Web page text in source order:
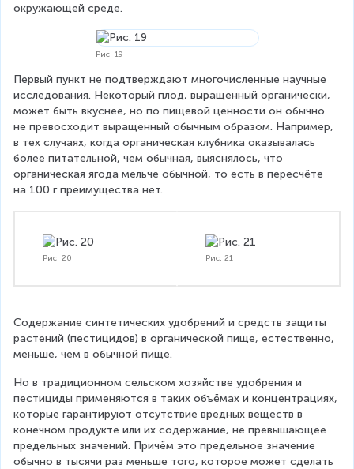
окружающей среде.
Рис. 19
Первый пункт не подтверждают многочисленные научные
исследования. Некоторый плод, выращенный органически,
может быть вкуснее, но по пищевой ценности он обычно
не превосходит выращенный обычным образом. Например,
в тех случаях, когда органическая клубника оказывалась
более питательной, чем обычная, выяснялось, что
органическая ягода мельче обычной, то есть в пересчёте
на 100 г преимущества нет.
Рис. 20 Рис. 21
Содержание синтетических удобрений и средств защиты
растений (пестицидов) в органической пище, естественно,
меньше, чем в обычной пище.
Но в традиционном сельском хозяйстве удобрения и
пестициды применяются в таких объёмах и концентрациях,
которые гарантируют отсутствие вредных веществ в
конечном продукте или их содержание, не превышающее
предельных значений. Причём это предельное значение
обычно в тысячи раз меньше того, которое может сделать